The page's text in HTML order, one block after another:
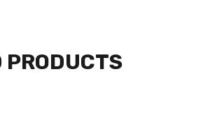
PRODUCTS